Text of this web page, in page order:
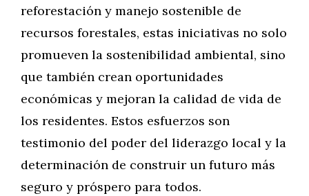
reforestación y manejo sostenible de
recursos forestales, estas iniciativas no solo
promueven la sostenibilidad ambiental, sino
que también crean oportunidades
económicas y mejoran la calidad de vida de
los residentes. Estos esfuerzos son
testimonio del poder del liderazgo local y la
determinación de construir un futuro más
seguro y próspero para todos.